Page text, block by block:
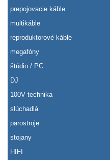
prepojovacie káble
multikáble
reproduktorové káble
megafóny
štúdio / PC
DJ
100V technika
slúchadlá
parostroje
stojany
HIFI